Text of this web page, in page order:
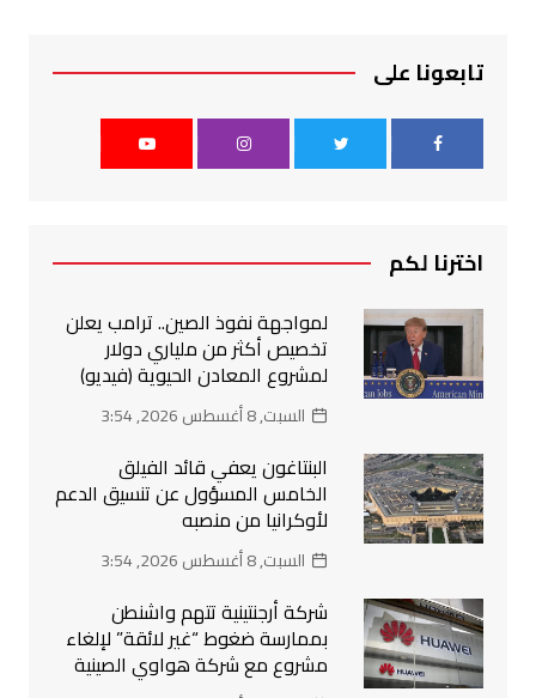
تابعونا على
اخترنا لكم
لمواجهة نفوذ الصين.. ترامب يعلن
تخصيص أكثر من ملياري دولار
لمشروع المعادن الحيوية (فيديو)
السبت, 8 أغسطس 2026, 3:54
البنتاغون يعفي قائد الفيلق
الخامس المسؤول عن تنسيق الدعم
لأوكرانيا من منصبه
السبت, 8 أغسطس 2026, 3:54
شركة أرجنتينية تتهم واشنطن
بممارسة ضغوط “غير لائقة” لإلغاء
مشروع مع شركة هواوي الصينية